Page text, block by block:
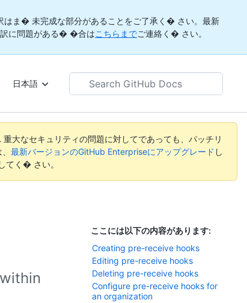
ま� 未完成な部分があることをご了承く� さい。最新
に問題がある� �合はこちらまでご連絡く� さい。
日本語
Search
GitHub
. 重大なセキュリティの問題に対してであっても、パッチリ
最新バージョンのGitHub Enterpriseにアップグレード し
してく� さい。
ここには以下の内容があります:
Creating pre-receive hooks
Editing pre-receive hooks
Deleting pre-receive hooks
Configure pre-receive hooks for
an organization